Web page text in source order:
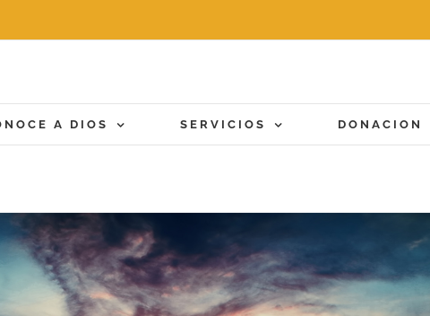
A DIOS SERVICIOS DONACION